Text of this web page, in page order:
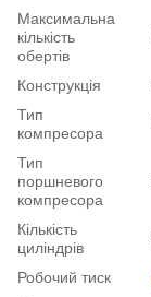
Максимальна
кількість
обертів
Конструкція
Тип
компресора
Тип
поршневого
компресора
Кількість
циліндрів
Робочий тиск